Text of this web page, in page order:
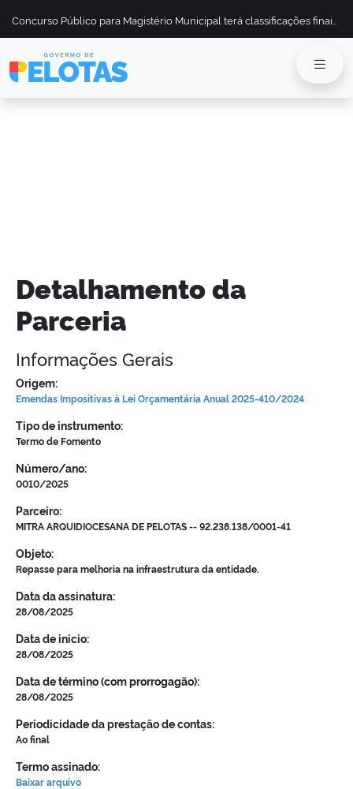
Detalhamento da
Parceria
Informações Gerais
Origem:
Emendas Impositivas à Lei Orçamentária Anual 2025-410/2024
Tipo de instrumento:
Termo de Fomento
Número/ano:
0010/2025
Parceiro:
MITRA ARQUIDIOCESANA DE PELOTAS -- 92.238.138/0001-41
Objeto:
Repasse para melhoria na infraestrutura da entidade.
Data da assinatura:
28/08/2025
Data de inicio:
28/08/2025
Data de término (com prorrogagão):
28/08/2025
Periodicidade da prestação de contas:
Ao final
Termo assinado:
Baixar arquivo